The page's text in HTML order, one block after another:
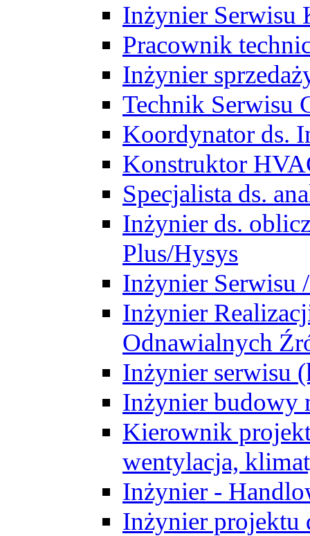
Inżynier Serwisu
Pracownik
Inżynier
Technik Serwisu
Koordynator ds.
Konstruktor
Specjalista ds.
Inżynier ds.
Plus/Hysys
Inżynier Serwisu
Inżynier
Odnawialnych
Inżynier serwisu
Inżynier budowy
Kierownik
wentylacja,
Inżynier -
Inżynier projektu